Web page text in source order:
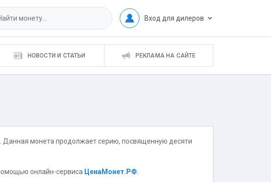
Вход для дилеров
НОВОСТИ И СТАТЬИ РЕКЛАМА НА САЙТЕ
Данная монета продолжает серию, посвященную десяти
онлайн-сервиса ЦенаМонет.РФ